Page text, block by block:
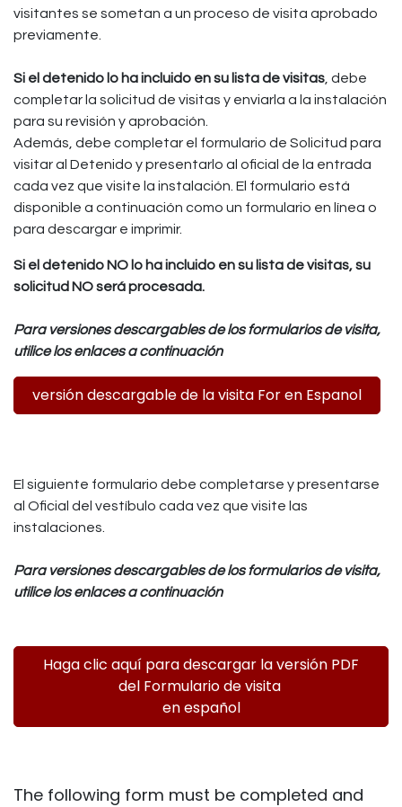
visitantes se sometan a un proceso de visita aprobado
previamente.
Si el detenido lo ha incluido en su lista de visitas , debe
completar la solicitud de visitas y enviarla a la instalación
para su revisión y aprobación.
Además, debe completar el formulario de Solicitud para
visitar al Detenido y presentarlo al oficial de la entrada
cada vez que visite la instalación. El formulario está
disponible a continuación como un formulario en línea o
para descargar e imprimir.
Si el detenido NO lo ha incluido en su lista de visitas, su
solicitud NO será procesada.
Para versiones descargables de los formularios de visita,
utilice los enlaces a continuación
versión descargable de la visita For en Espanol
El siguiente formulario debe completarse y presentarse
al Oficial del vestíbulo cada vez que visite las
instalaciones.
Para versiones descargables de los formularios de visita,
utilice los enlaces a continuación
Haga clic aquí para descargar la versión PDF
del Formulario de visita
en español
The following form must be completed and